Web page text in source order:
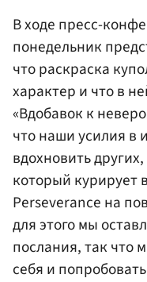
В ходе пресс-
понедельник
что раскраска
характер и что в
«Вдобавок к
что наши усилия в
вдохновить
который курирует
Perseverance на
для этого мы
послания, так что
себя и